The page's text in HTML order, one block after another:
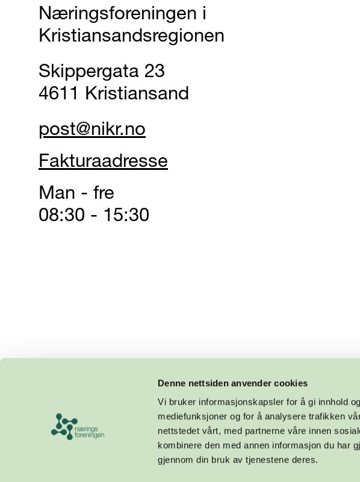
Denne nettsiden anvender cookies
Vi bruker informasjonskapsler for å gi innhold
mediefunksjoner og for å analysere trafikken
nettstedet vårt, med partnerne våre innen
kombinere den med annen informasjon du har
gjennom din bruk av tjenestene deres.
Næringsforeningen i
Kristiansandsregionen
Skippergata 23
4611 Kristiansand
post@nikr.no
Fakturaadresse
Man - fre
08:30 - 15:30